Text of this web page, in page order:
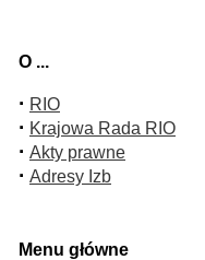
O ...
· RIO
· Krajowa Rada RIO
· Akty prawne
· Adresy Izb
Menu główne